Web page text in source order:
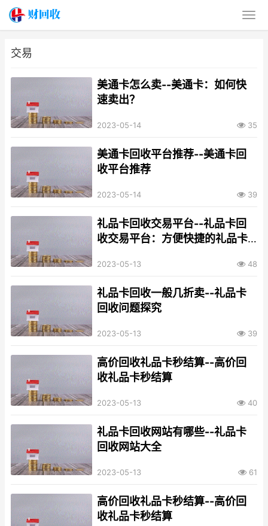
交易
美通卡怎么卖--美通卡：如何快
速卖出？
2023-05-14 35
美通卡回收平台推荐--美通卡回
收平台推荐
2023-05-14 39
礼品卡回收交易平台--礼品卡回
收交易平台：方便快捷的礼品卡
2023-05-13 48
礼品卡回收一般几折卖--礼品卡
回收问题探究
2023-05-13 39
高价回收礼品卡秒结算--高价回
收礼品卡秒结算
2023-05-13 40
礼品卡回收网站有哪些--礼品卡
回收网站大全
2023-05-13 61
高价回收礼品卡秒结算--高价回
收礼品卡秒结算